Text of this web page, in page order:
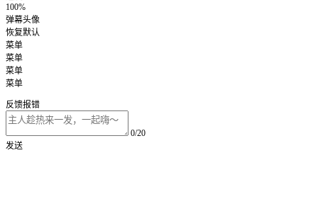
100%
弹幕头像
恢复默认
菜单
菜单
菜单
菜单
反馈报错
0/20
发送